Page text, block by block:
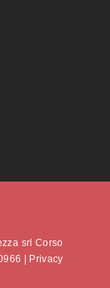
srl Corso
| Privacy